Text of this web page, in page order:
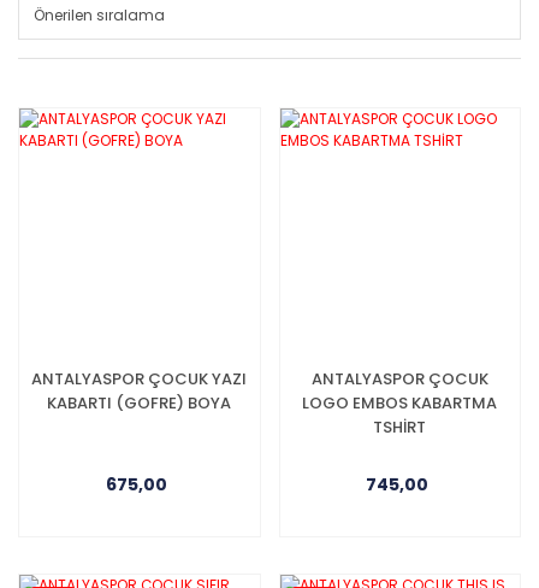
ANTALYASPOR ÇOCUK YAZI
KABARTI (GOFRE) BOYA
675,00
ANTALYASPOR ÇOCUK
LOGO EMBOS KABARTMA
TSHİRT
745,00